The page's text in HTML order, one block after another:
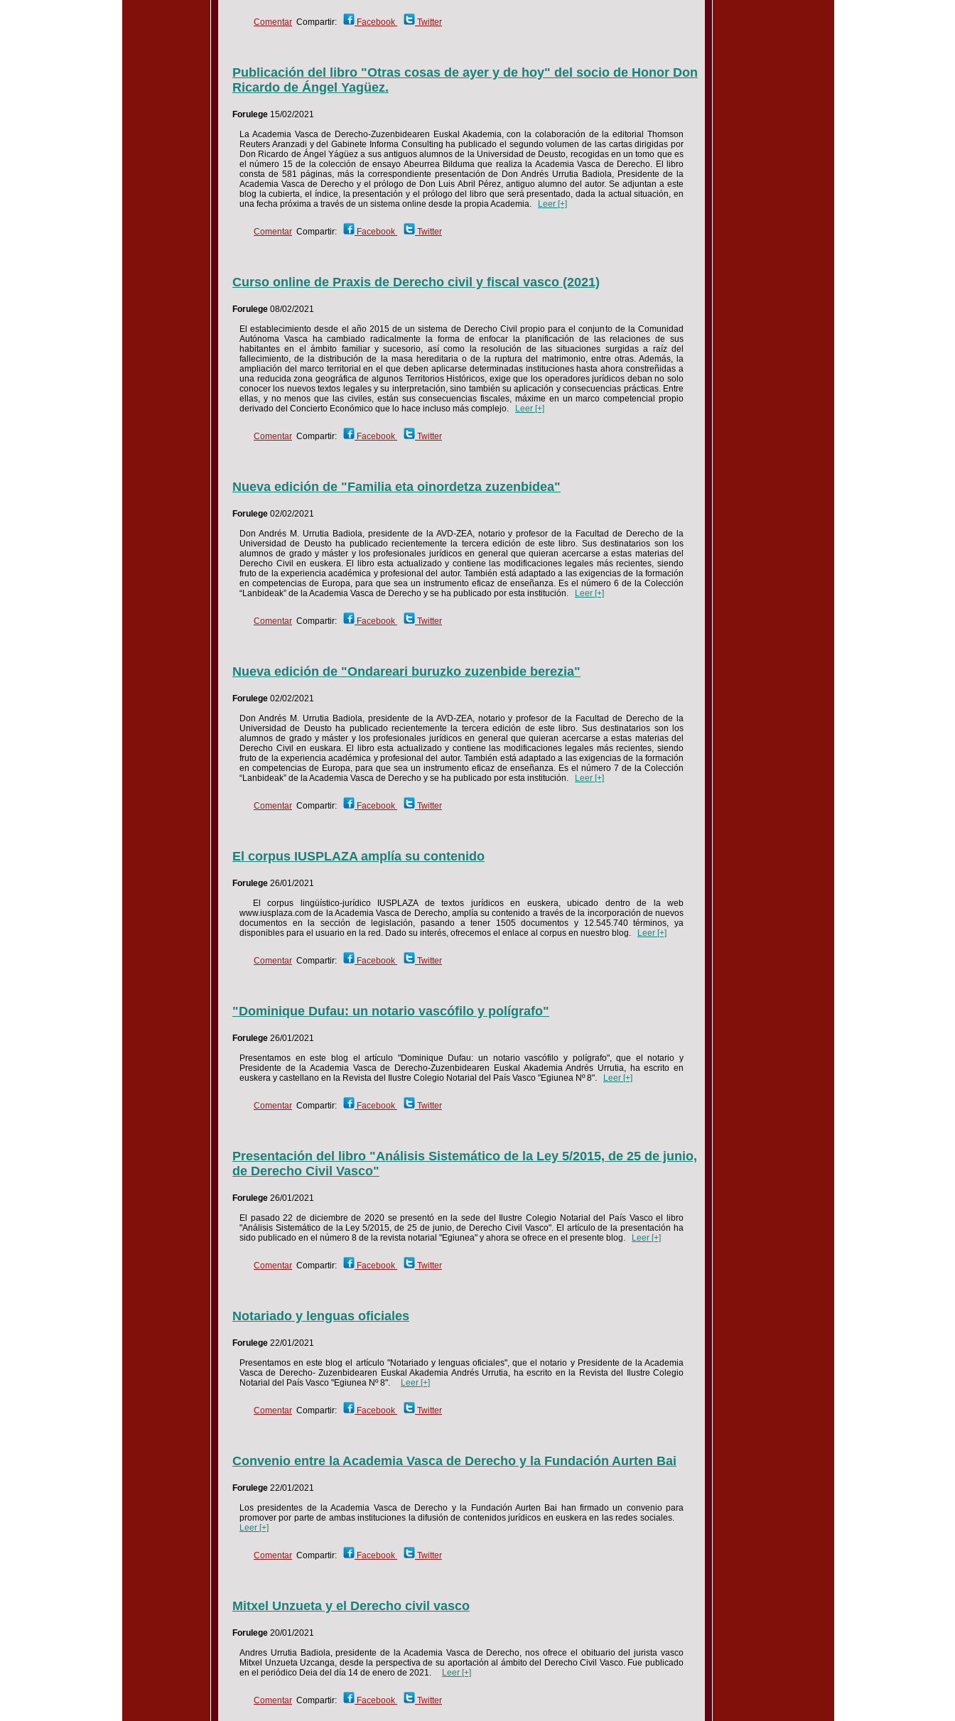
Comentar Compartir: Facebook Twitter
Publicación del libro "Otras cosas de ayer y de hoy" del socio de Honor Don
Ricardo de Ángel Yagüez.
Forulege 15/02/2021
La Academia Vasca de Derecho-Zuzenbidearen Euskal Akademia, con la colaboración de la editorial Thomson
Reuters Aranzadi y del Gabinete Informa Consulting ha publicado el segundo volumen de las cartas dirigidas por
Don Ricardo de Ángel Yágüez a sus antiguos alumnos de la Universidad de Deusto, recogidas en un tomo que es
el número 15 de la colección de ensayo Abeurrea Bilduma que realiza la Academia Vasca de Derecho. El libro
consta de 581 páginas, más la correspondiente presentación de Don Andrés Urrutia Badiola, Presidente de la
Academia Vasca de Derecho y el prólogo de Don Luis Abril Pérez, antiguo alumno del autor. Se adjuntan a este
blog la cubierta, el índice, la presentación y el prólogo del libro que será presentado, dada la actual situación, en
una fecha próxima a través de un sistema online desde la propia Academia.
Leer [+]
Comentar Compartir: Facebook Twitter
Curso online de Praxis de Derecho civil y fiscal vasco (2021)
Forulege 08/02/2021
El establecimiento desde el año 2015 de un sistema de Derecho Civil propio para el conjunto de la Comunidad
Autónoma Vasca ha cambiado radicalmente la forma de enfocar la planificación de las relaciones de sus
habitantes en el ámbito familiar y sucesorio, así como la resolución de las situaciones surgidas a raíz del
fallecimiento, de la distribución de la masa hereditaria o de la ruptura del matrimonio, entre otras. Además, la
ampliación del marco territorial en el que deben aplicarse determinadas instituciones hasta ahora constreñidas a
una reducida zona geográfica de algunos Territorios Históricos, exige que los operadores jurídicos deban no solo
conocer los nuevos textos legales y su interpretación, sino también su aplicación y consecuencias prácticas. Entre
ellas, y no menos que las civiles, están sus consecuencias fiscales, máxime en un marco competencial propio
derivado del Concierto Económico que lo hace incluso más complejo.
Leer [+]
Comentar Compartir: Facebook Twitter
Nueva edición de "Familia eta oinordetza zuzenbidea"
Forulege 02/02/2021
Don Andrés M. Urrutia Badiola, presidente de la AVD-ZEA, notario y profesor de la Facultad de Derecho de la
Universidad de Deusto ha publicado recientemente la tercera edición de este libro. Sus destinatarios son los
alumnos de grado y máster y los profesionales jurídicos en general que quieran acercarse a estas materias del
Derecho Civil en euskera. El libro esta actualizado y contiene las modificaciones legales más recientes, siendo
fruto de la experiencia académica y profesional del autor. También está adaptado a las exigencias de la formación
en competencias de Europa, para que sea un instrumento eficaz de enseñanza. Es el número 6 de la Colección
“Lanbideak” de la Academia Vasca de Derecho y se ha publicado por esta institución.
Leer [+]
Comentar Compartir: Facebook Twitter
Nueva edición de "Ondareari buruzko zuzenbide berezia"
Forulege 02/02/2021
Don Andrés M. Urrutia Badiola, presidente de la AVD-ZEA, notario y profesor de la Facultad de Derecho de la
Universidad de Deusto ha publicado recientemente la tercera edición de este libro. Sus destinatarios son los
alumnos de grado y máster y los profesionales jurídicos en general que quieran acercarse a estas materias del
Derecho Civil en euskara. El libro esta actualizado y contiene las modificaciones legales más recientes, siendo
fruto de la experiencia académica y profesional del autor. También está adaptado a las exigencias de la formación
en competencias de Europa, para que sea un instrumento eficaz de enseñanza. Es el número 7 de la Colección
“Lanbideak” de la Academia Vasca de Derecho y se ha publicado por esta institución.
Leer [+]
Comentar Compartir: Facebook Twitter
El corpus IUSPLAZA amplía su contenido
Forulege 26/01/2021
El corpus lingüístico-jurídico IUSPLAZA de textos jurídicos en euskera, ubicado dentro de la web
www.iusplaza.com de la Academia Vasca de Derecho, amplía su contenido a través de la incorporación de nuevos
documentos en la sección de legislación, pasando a tener 1505 documentos y 12.545.740 términos, ya
disponibles para el usuario en la red. Dado su interés, ofrecemos el enlace al corpus en nuestro blog.
Leer [+]
Comentar Compartir: Facebook Twitter
"Dominique Dufau: un notario vascófilo y polígrafo"
Forulege 26/01/2021
Presentamos en este blog el artículo "Dominique Dufau: un notario vascófilo y polígrafo", que el notario y
Presidente de la Academia Vasca de Derecho-Zuzenbidearen Euskal Akademia Andrés Urrutia, ha escrito en
euskera y castellano en la Revista del Ilustre Colegio Notarial del País Vasco "Egiunea Nº 8".
Leer [+]
Comentar Compartir: Facebook Twitter
Presentación del libro "Análisis Sistemático de la Ley 5/2015, de 25 de junio,
de Derecho Civil Vasco"
Forulege 26/01/2021
El pasado 22 de diciembre de 2020 se presentó en la sede del Ilustre Colegio Notarial del País Vasco el libro
"Análisis Sistemático de la Ley 5/2015, de 25 de junio, de Derecho Civil Vasco". El artículo de la presentación ha
sido publicado en el número 8 de la revista notarial "Egiunea" y ahora se ofrece en el presente blog.
Leer [+]
Comentar Compartir: Facebook Twitter
Notariado y lenguas oficiales
Forulege 22/01/2021
Presentamos en este blog el artículo "Notariado y lenguas oficiales", que el notario y Presidente de la Academia
Vasca de Derecho- Zuzenbidearen Euskal Akademia Andrés Urrutia, ha escrito en la Revista del Ilustre Colegio
Notarial del País Vasco "Egiunea Nº 8".
Leer [+]
Comentar Compartir: Facebook Twitter
Convenio entre la Academia Vasca de Derecho y la Fundación Aurten Bai
Forulege 22/01/2021
Los presidentes de la Academia Vasca de Derecho y la Fundación Aurten Bai han firmado un convenio para
promover por parte de ambas instituciones la difusión de contenidos jurídicos en euskera en las redes sociales.
Leer [+]
Comentar Compartir: Facebook Twitter
Mitxel Unzueta y el Derecho civil vasco
Forulege 20/01/2021
Andres Urrutia Badiola, presidente de la Academia Vasca de Derecho, nos ofrece el obituario del jurista vasco
Mitxel Unzueta Uzcanga, desde la perspectiva de su aportación al ámbito del Derecho Civil Vasco. Fue publicado
en el periódico Deia del día 14 de enero de 2021.
Leer [+]
Comentar Compartir: Facebook Twitter